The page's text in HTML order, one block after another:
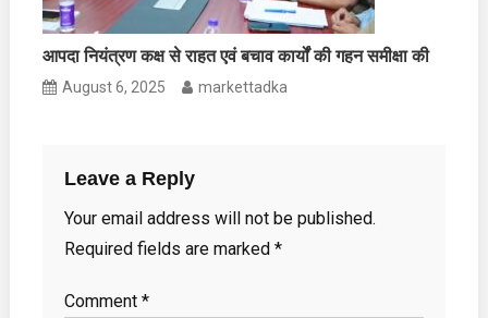
आपदा नियंत्रण कक्ष से राहत एवं बचाव कार्यों की गहन समीक्षा की
August 6, 2025 markettadka
Leave a Reply
Your email address will not be published.
Required fields are marked *
Comment *